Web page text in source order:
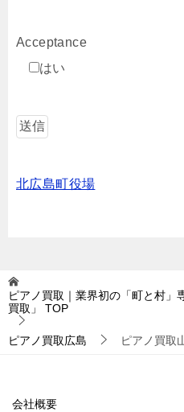
Acceptance
はい
北広島町役場
ピアノ買取｜業界初の「町と村」
買取」
TOP
ピアノ買取広島 ピアノ買取
会社概要